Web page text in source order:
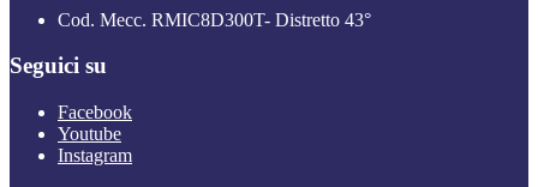
Cod. Mecc. RMIC8D300T- Distretto 43°
Seguici su
Facebook
Youtube
Instagram